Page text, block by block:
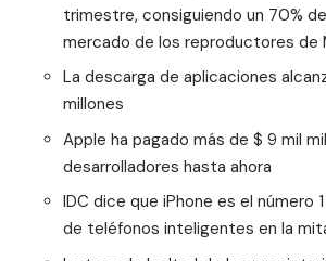
trimestre, consiguiendo un 70%
mercado de los reproductores de
La descarga de aplicaciones
millones
Apple ha pagado más de $ 9 mil
desarrolladores hasta ahora
IDC dice que iPhone es el número
de teléfonos inteligentes en la